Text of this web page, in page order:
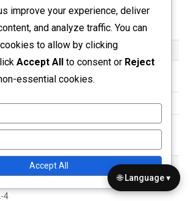
nami
4
improve your experience, deliver
and analyze traffic. You can
to allow by clicking
Accept All to consent or Reject
essential cookies.
Accept All
🌐 Language ▾